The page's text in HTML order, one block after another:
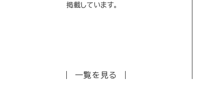
掲載しています。
一覧を見る